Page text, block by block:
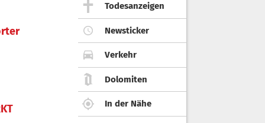
Todesanzeigen
Newsticker
Verkehr
Dolomiten
In der Nähe